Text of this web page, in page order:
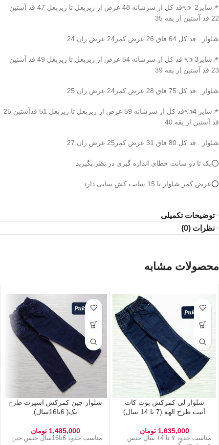
📌سایز2 👈قد کل از سرشانه 48 عرض از زیربغل تا زیربغل 47 قد آستین
22 قد آستین از یقه 35
شلوار : قد کل 64 فاق 26 عرض کمر24 عرض ران 24
📌سایز3 👈 قد کل از سرشانه 54 عرض از زیربغل تا زیربغل 49 قد آستین
23 قد آستین از یقه 39
شلوار : قد کل 75 فاق 28 عرض کمر24 عرض ران 25
📌سایز 4👈قد کل از سرشانه 59 عرض از زیربغل تا زیربغل 51 قدآستین 25
قد آستین از یقه 40
شلوار : قد کل 80 فاق 31 عرض کمر25 عرض ران 27
⭕️یک تا دو سانت خطای اندازه گیری در نظر بگیرید
⭕️عرض کمر شلوار تا 15 سانت کش سانی دارد.
توضیحات تکمیلی
نظرات (0)
محصولات مشابه
شلوار لی کمرکش بوت کات
آنیت طرح الهه (7 تا 14 سال)
1,635,000 تومان
مناسب حدود ۷ تا ۱4 سال جنس
شلوار جین کمرکش اسپرت طرح
تک( 6تا16سال)
1,485,000 تومان
مناسب حدود 6تا16سال جنس جین